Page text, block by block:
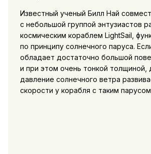
Известный ученый Билл Най
с небольшой группой энтузиастов
космическим кораблем LightSail,
по принципу солнечного паруса.
обладает достаточно большой
и при этом очень тонкой толщиной,
давление солнечного ветра
скорости у корабля с таким